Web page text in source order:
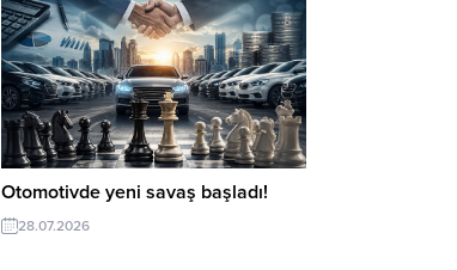
Otomotivde yeni savaş başladı!
28.07.2026